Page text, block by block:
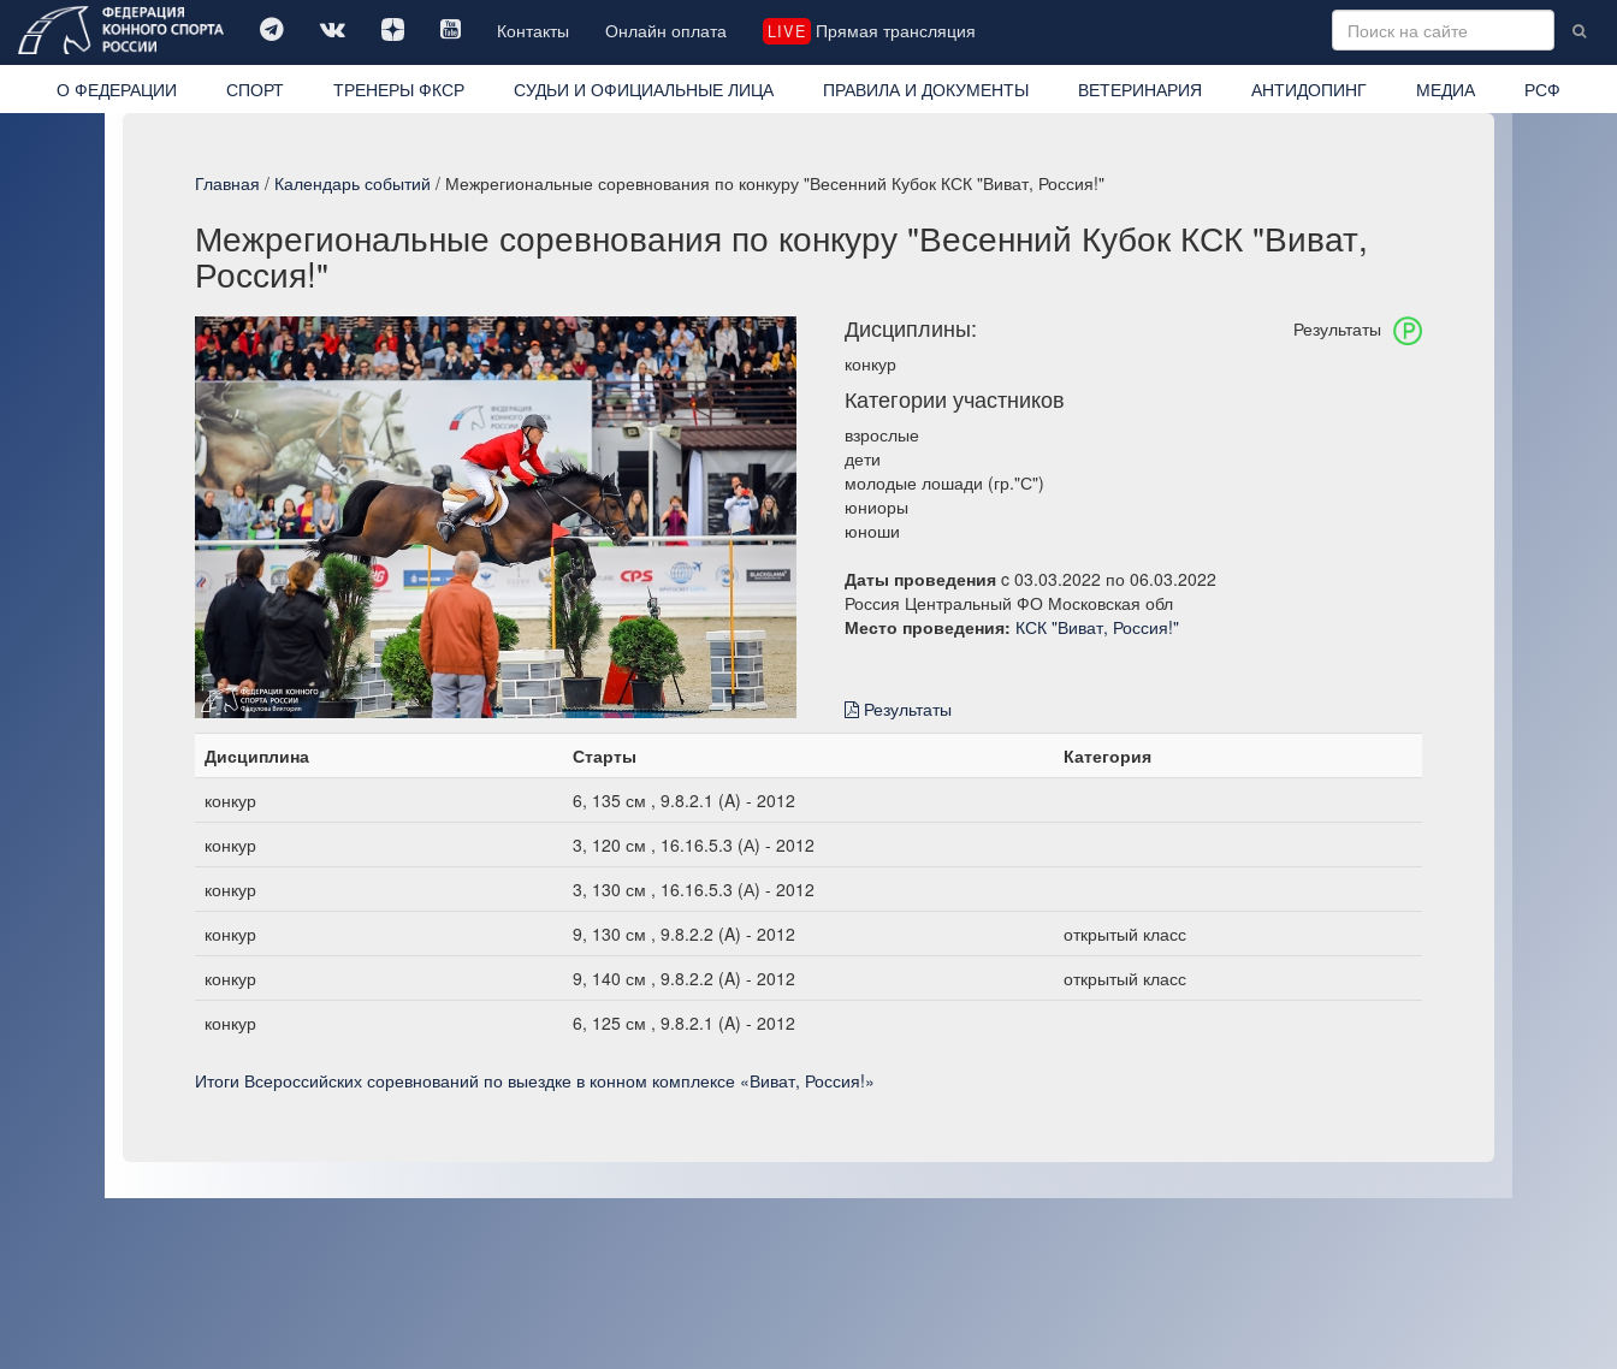
Контакты Онлайн оплата LIVE Прямая трансляция
О ФЕДЕРАЦИИ СПОРТ ТРЕНЕРЫ ФКСР СУДЬИ И ОФИЦИАЛЬНЫЕ ЛИЦА ПРАВИЛА И ДОКУМЕНТЫ ВЕТЕРИНАРИЯ АНТИДОПИНГ МЕДИА РСФ
Главная / Календарь событий / Межрегиональные соревнования по конкуру "Весенний Кубок КСК "Виват, Россия!"
Межрегиональные соревнования по конкуру "Весенний Кубок КСК "Виват,
Россия!"
Результаты
Дисциплины:
конкур
Категории участников
взрослые
дети
молодые лошади (гр."С")
юниоры
юноши
Даты проведения c 03.03.2022 по 06.03.2022
Россия Центральный ФО Московская обл
Место проведения: КСК "Виват, Россия!"
Результаты
Дисциплина
Старты
Категория
конкур
6, 135 см , 9.8.2.1 (A) - 2012
конкур
3, 120 см , 16.16.5.3 (А) - 2012
конкур
3, 130 см , 16.16.5.3 (А) - 2012
конкур
9, 130 см , 9.8.2.2 (A) - 2012
открытый класс
конкур
9, 140 см , 9.8.2.2 (A) - 2012
открытый класс
конкур
6, 125 см , 9.8.2.1 (A) - 2012
Итоги Всероссийских соревнований по выездке в конном комплексе «Виват, Россия!»